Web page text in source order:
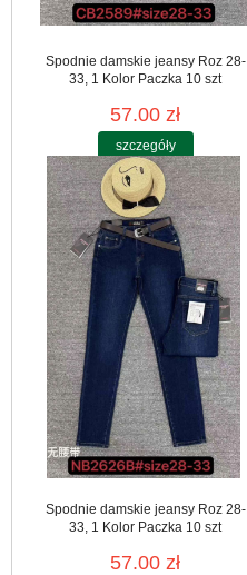
Spodnie damskie jeansy Roz 28-
33, 1 Kolor Paczka 10 szt
57.00 zł
szczegóły
Spodnie damskie jeansy Roz 28-
33, 1 Kolor Paczka 10 szt
57.00 zł